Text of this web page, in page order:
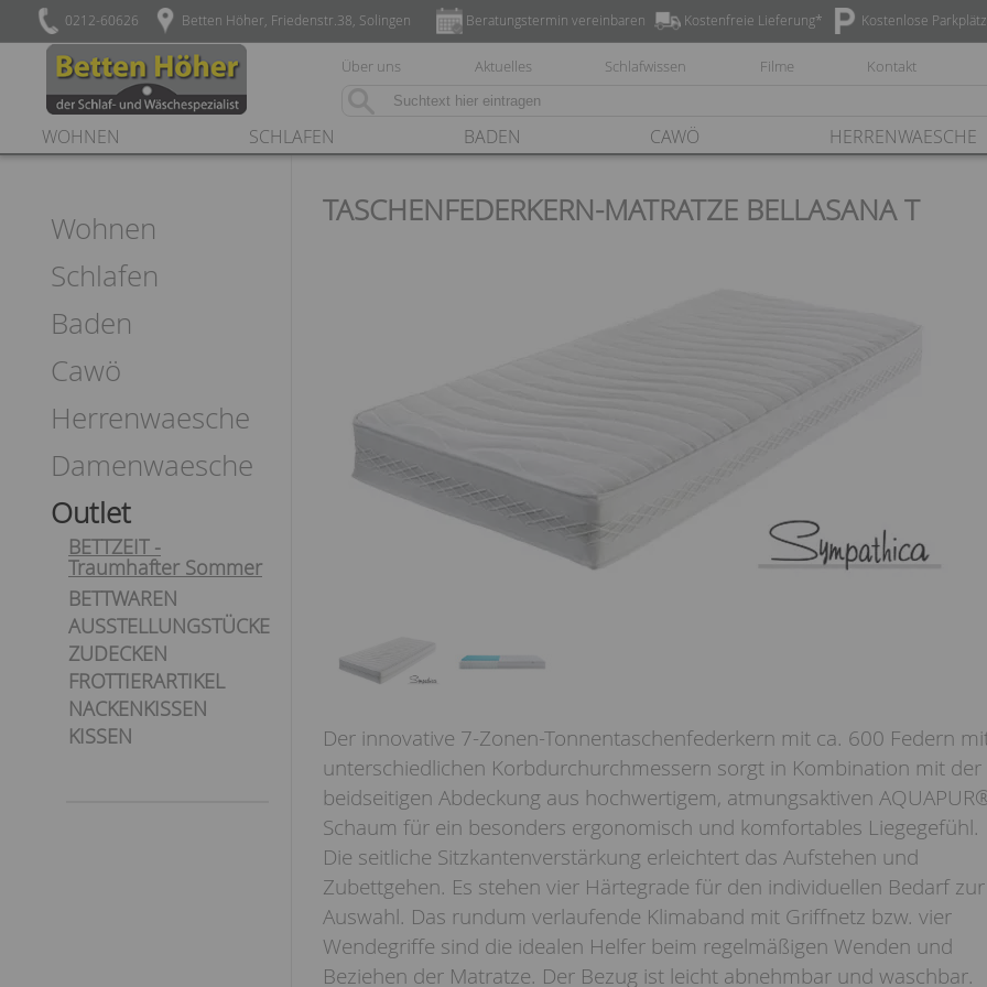
0212-60626 Betten Höher, Friedenstr.38, Solingen Kostenlose
Kostenfreie Lieferung*
Beratungstermin vereinbaren
Über uns Aktuelles Schlafwissen Filme Kontakt
WOHNEN SCHLAFEN BADEN CAWÖ HERRENWAESCHE
Wohnen
Schlafen
Baden
Cawö
Herrenwaesche
Damenwaesche
Outlet
BETTZEIT -
Traumhafter Sommer
BETTWAREN
AUSSTELLUNGSTÜCKE
ZUDECKEN
FROTTIERARTIKEL
NACKENKISSEN
KISSEN
TASCHENFEDERKERN-MATRATZE BELLASANA T
Der innovative 7-Zonen-Tonnentaschenfederkern mit ca. 600 Federn
unterschiedlichen Korbdurchurchmessern sorgt in Kombination mit der
beidseitigen Abdeckung aus hochwertigem, atmungsaktiven
Schaum für ein besonders ergonomisch und komfortables Liegegefühl.
Die seitliche Sitzkantenverstärkung erleichtert das Aufstehen und
Zubettgehen. Es stehen vier Härtegrade für den individuellen Bedarf zur
Auswahl. Das rundum verlaufende Klimaband mit Griffnetz bzw. vier
Wendegriffe sind die idealen Helfer beim regelmäßigen Wenden und
Beziehen der Matratze. Der Bezug ist leicht abnehmbar und waschbar.